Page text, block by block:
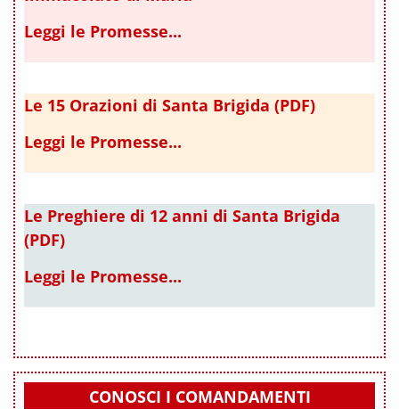
Leggi le Promesse...
Le 15 Orazioni di Santa Brigida (PDF)
Leggi le Promesse...
Le Preghiere di 12 anni di Santa Brigida
(PDF)
Leggi le Promesse...
CONOSCI I COMANDAMENTI